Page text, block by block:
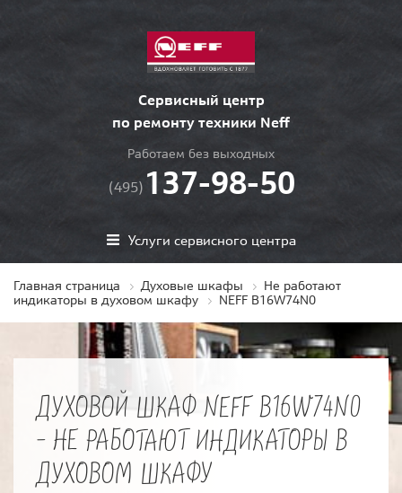
Сервисный центр
по ремонту техники Neff
Работаем без выходных
(495) 137-98-50
Услуги сервисного центра
Главная страница Духовые шкафы
Не работают
индикаторы в духовом шкафу
NEFF B16W74N0
ДУХОВОЙ ШКАФ NEFF B16W74N0
- НЕ РАБОТАЮТ ИНДИКАТОРЫ В
ДУХОВОМ ШКАФУ